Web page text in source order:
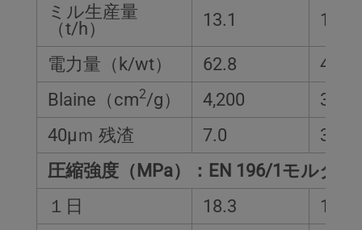
ミル生産量
（t/h）
13.1 17.2
電力量（k/wt） 62.8
47.7
Blaine（cm2/g） 4,200
3,950
40μｍ 残渣
7.0
3.4
圧縮強度（MPa）：EN 196/1モルタル
１日
18.3
18.1